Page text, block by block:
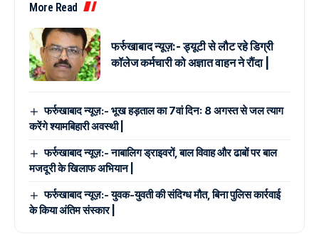
More Read
फर्रुखाबाद न्यूज़:- ड्यूटी से लौट रहे डिग्री
कॉलेज कर्मचारी को अज्ञात वाहन ने रौंदा |
फर्रुखाबाद न्यूज़:- भूख हड़ताल का 7वां दिन: 8 अगस्त से जल त्याग
करेंगे श्यामबिहारी अवस्थी |
फर्रुखाबाद न्यूज़:- नाबालिग ड्राइवरों, बाल विवाह और ढाबों पर बाल
मजदूरी के खिलाफ अभियान |
फर्रुखाबाद न्यूज़:- युवक-युवती की संदिग्ध मौत, बिना पुलिस कार्रवाई
के किया अंतिम संस्कार |